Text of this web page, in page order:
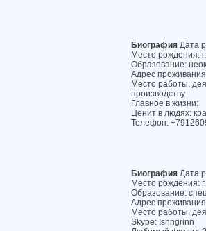
Биография Дата
Место рождения:
Образование:
Адрес
Место работы,
производству
Главное в жизни:
Ценит в людях:
Телефон:
Биография Дата
Место рождения:
Образование:
Адрес
Место работы,
Skype: Ishngrinn